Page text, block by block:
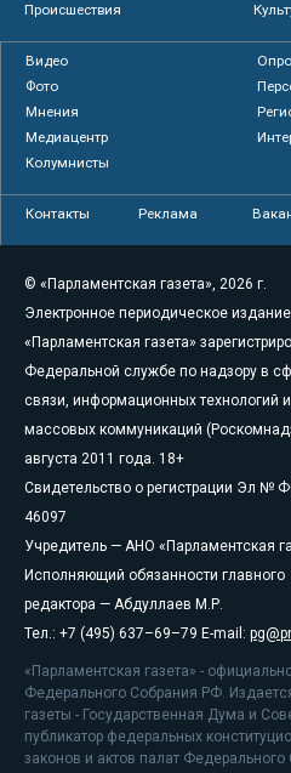
Происшествия
Видео
Фото
Мнения
Медиацентр
Колумнисты
Контакты Реклама
© «Парламентская газета», 2026 г.
Электронное периодическое издание
«Парламентская газета»
Федеральной службе по надзору в
связи, информационных технологий и
массовых коммуникаций
августа 2011 года. 18+
Свидетельство о регистрации Эл №
46097
Учредитель — АНО «Парламентская
Исполняющий обязанности главного
редактора — Абдуллаев М.Р.
Тел.: +7 (495) 637–69–79 E-mail:
«Парламентская газета» -
Федерального Собрания РФ.
газеты - Государственная Дума и
публикатор федеральных
законов и актов палат